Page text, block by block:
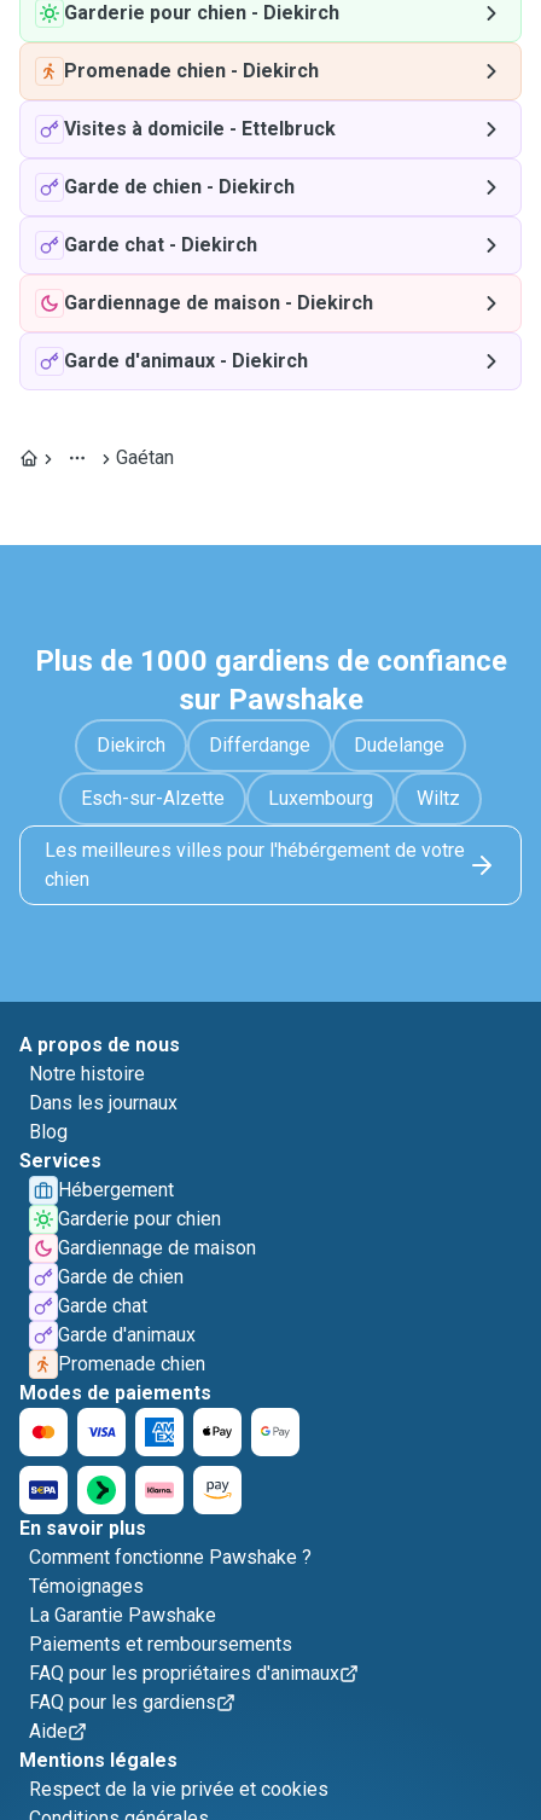
Garderie pour chien - Diekirch
Promenade chien - Diekirch
Visites à domicile - Ettelbruck
Garde de chien - Diekirch
Garde chat - Diekirch
Gardiennage de maison - Diekirch
Garde d'animaux - Diekirch
Gaétan
Plus de 1000 gardiens de confiance
sur Pawshake
Diekirch Differdange Dudelange
Esch-sur-Alzette Luxembourg Wiltz
Les meilleures villes pour l'hébérgement de votre
chien
A propos de nous
Notre histoire
Dans les journaux
Blog
Services
Hébergement
Garderie pour chien
Gardiennage de maison
Garde de chien
Garde chat
Garde d'animaux
Promenade chien
Modes de paiements
En savoir plus
Comment fonctionne Pawshake ?
Témoignages
La Garantie Pawshake
Paiements et remboursements
FAQ pour les propriétaires d'animaux
FAQ pour les gardiens
Aide
Mentions légales
Respect de la vie privée et cookies